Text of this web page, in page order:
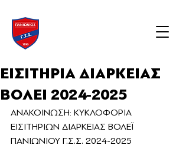
ΕΙΣΙΤΗΡΙΑ ΔΙΑΡΚΕΙΑΣ
ΒΟΛΕΙ 2024-2025
ΑΝΑΚΟΙΝΩΣΗ: ΚΥΚΛΟΦΟΡΙΑ
ΕΙΣΙΤΗΡΙΩΝ ΔΙΑΡΚΕΙΑΣ ΒΟΛΕΪ
ΠΑΝΙΩΝΙΟΥ Γ.Σ.Σ. 2024-2025